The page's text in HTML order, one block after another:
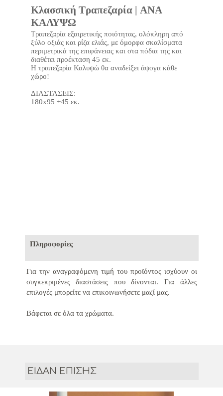
Κλασσική Τραπεζαρία | ANA
ΚΑΛΥΨΩ
Τραπεζαρία εξαιρετικής ποιότητας, ολόκληρη από
ξύλο οξιάς και ρίζα ελιάς, με όμορφα σκαλίσματα
περιμετρικά της επιφάνειας και στα πόδια της και
διαθέτει προέκταση 45 εκ.
Η τραπεζαρία Καλυψώ θα αναδείξει άψογα κάθε
χώρο!
ΔΙΑΣΤΑΣΕΙΣ:
180x95 +45 εκ.
Πληροφορίες
Για την αναγραφόμενη τιμή του προϊόντος ισχύουν οι
συγκεκριμένες διαστάσεις που δίνονται. Για άλλες
επιλογές μπορείτε να επικοινωνήσετε μαζί μας.
Βάφεται σε όλα τα χρώματα.
ΕΙΔΑΝ ΕΠΙΣΗΣ